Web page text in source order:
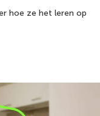
hoe ze het leren op